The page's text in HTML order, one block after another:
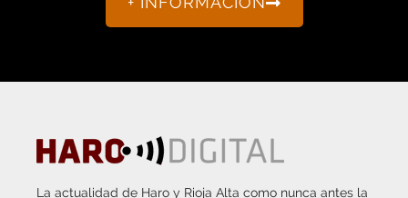
La actualidad de Haro y Rioja Alta como nunca antes la